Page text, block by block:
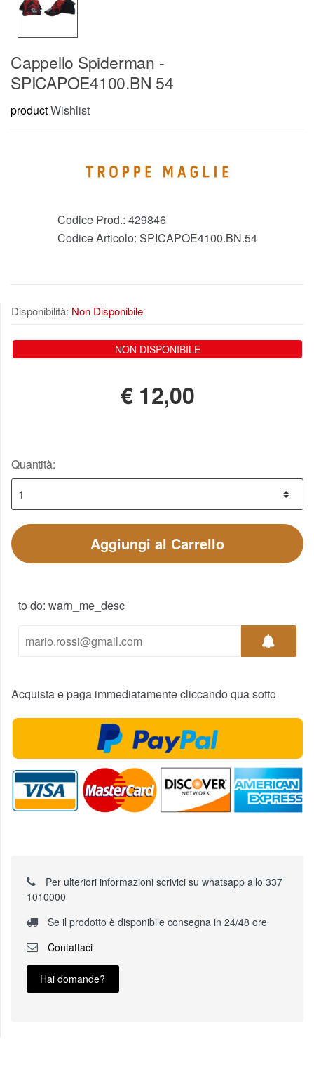
Cappello Spiderman -
SPICAPOE4100.BN 54
productWishlist
Codice Prod.: 429846
Codice Articolo: SPICAPOE4100.BN.54
Disponibilità: Non Disponibile
NON DISPONIBILE
€ 12,00
Quantità:
Aggiungi al Carrello
to do: warn_me_desc
Acquista e paga immediatamente cliccando qua sotto
Per ulteriori informazioni scrivici su whatsapp allo 337
1010000
Se il prodotto è disponibile consegna in 24/48 ore
Contattaci
Hai domande?